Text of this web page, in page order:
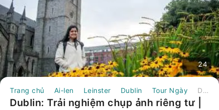
24
Trang chủ Ai-len Leinster Dublin Tour Ngày Dublin: Trải nghiệm chụp ảnh riêng tư | Ireland
Dublin: Trải nghiệm chụp ảnh riêng tư |